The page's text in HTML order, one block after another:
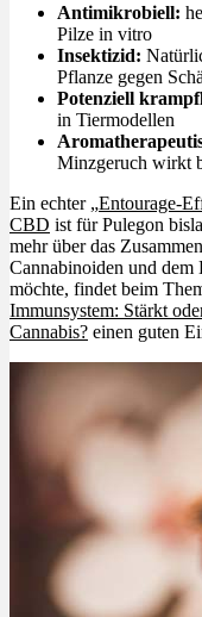
Antimikrobiell:
Pilze in vitro
Insektizid:
Pflanze gegen
Potenziell
in Tiermodellen
Minzgeruch wirkt
Ein echter „Entourage-
CBD ist für Pulegon
mehr über das
Cannabinoiden und dem
möchte, findet beim
Immunsystem: Stärkt
Cannabis? einen guten